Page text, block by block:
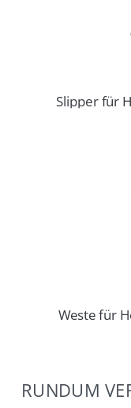
RUNDUM
Slipper für
Weste für